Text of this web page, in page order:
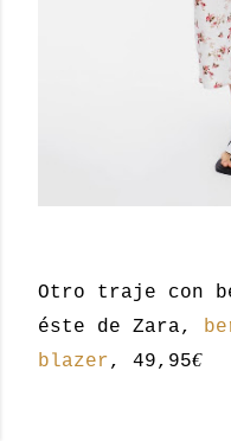
Otro traje con
éste de Zara,
blazer, 49,95€